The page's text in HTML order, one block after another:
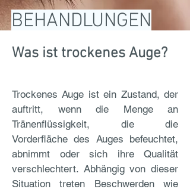
BEHANDLUNGEN
Was ist trockenes Auge?
Trockenes Auge ist ein Zustand, der
auftritt, wenn die Menge an
Tränenflüssigkeit, die die
Vorderfläche des Auges befeuchtet,
abnimmt oder sich ihre Qualität
verschlechtert. Abhängig von dieser
Situation treten Beschwerden wie